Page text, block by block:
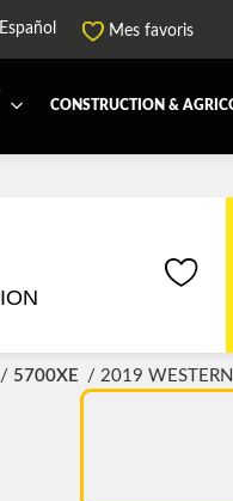
Español Mes favoris
HIAB-AND-BOOM
SYSTÈME POST-
CONSTRUCTION &
5700XE 2019